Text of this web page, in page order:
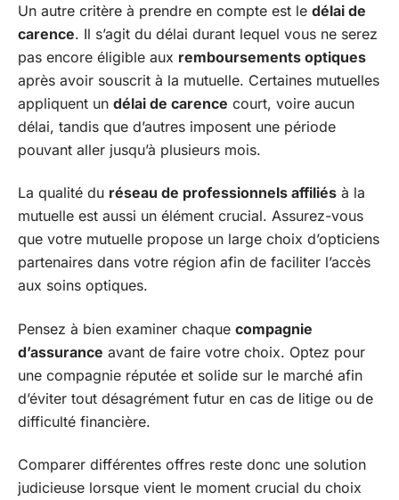
Un autre critère à prendre en compte est le délai de
carence. Il s’agit du délai durant lequel vous ne serez
pas encore éligible aux remboursements optiques
après avoir souscrit à la mutuelle. Certaines mutuelles
appliquent un délai de carence court, voire aucun
délai, tandis que d’autres imposent une période
pouvant aller jusqu’à plusieurs mois.
La qualité du réseau de professionnels affiliés à la
mutuelle est aussi un élément crucial. Assurez-vous
que votre mutuelle propose un large choix d’opticiens
partenaires dans votre région afin de faciliter l’accès
aux soins optiques.
Pensez à bien examiner chaque compagnie
d’assurance avant de faire votre choix. Optez pour
une compagnie réputée et solide sur le marché afin
d’éviter tout désagrément futur en cas de litige ou de
difficulté financière.
Comparer différentes offres reste donc une solution
judicieuse lorsque vient le moment crucial du choix